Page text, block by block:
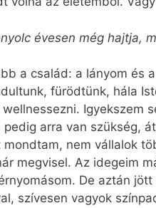
évesen még hajtja,
a család: a lányom
fürödtünk, hála
Igyekszem
arra van szükség,
nem vállalok
megvisel. Az idegeim
De aztán
szívesen vagyok